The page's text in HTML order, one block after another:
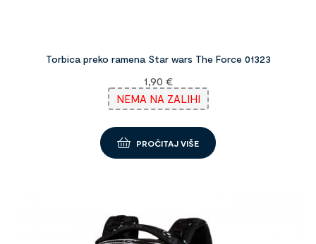
Torbica preko ramena Star wars The Force 01323
1,90 €
NEMA NA ZALIHI
PROČITAJ VIŠE